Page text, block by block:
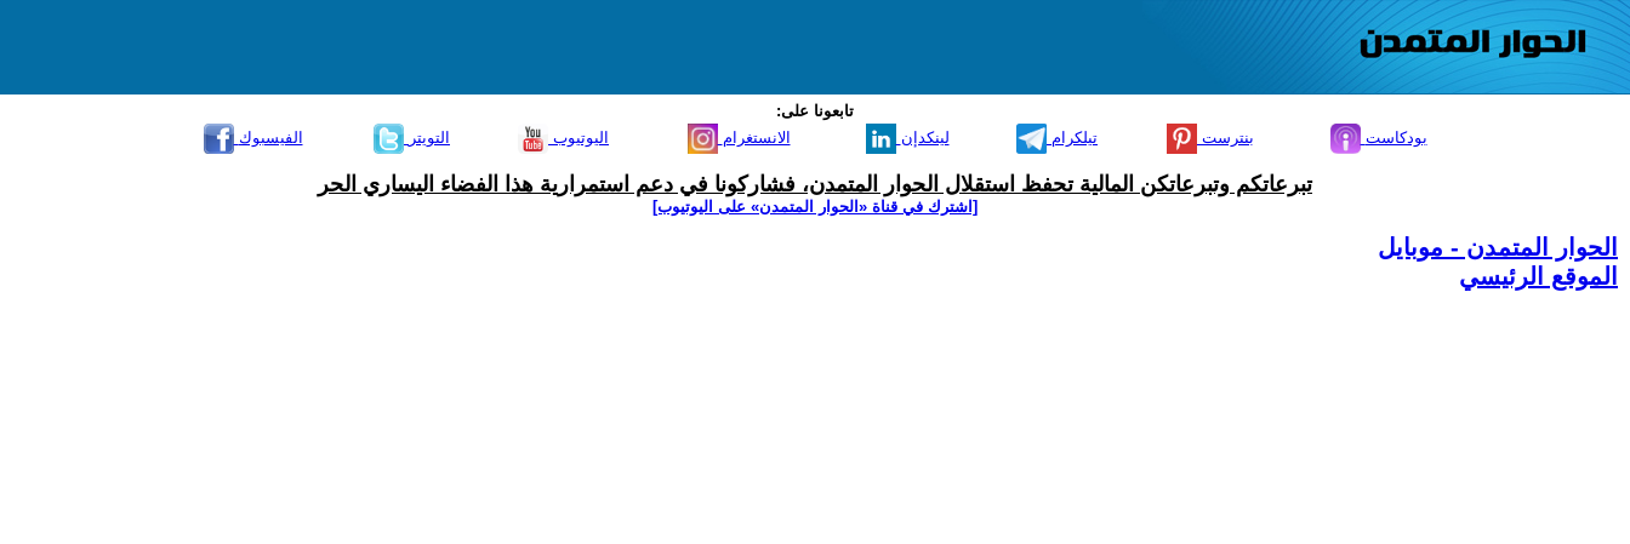
تابعونا على:
الفيسبوك
التويتر اليوتيوب الانستغرام لينكدإن تيلكرام بنترست بودكاست
تبرعاتكم وتبرعاتكن المالية تحفظ استقلال الحوار المتمدن، فشاركونا في دعم استمرارية هذا الفضاء اليساري الحر
[اشترك في قناة ‫«الحوار المتمدن» على اليوتيوب]
الحوار المتمدن - موبايل
الموقع الرئيسي